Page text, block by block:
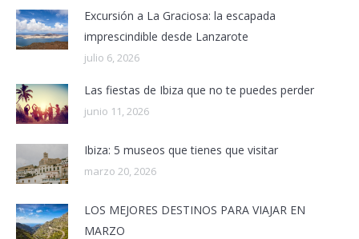
Excursión a La Graciosa: la escapada
imprescindible desde Lanzarote
julio 6, 2026
Las fiestas de Ibiza que no te puedes perder
junio 11, 2026
Ibiza: 5 museos que tienes que visitar
marzo 20, 2026
LOS MEJORES DESTINOS PARA VIAJAR EN
MARZO